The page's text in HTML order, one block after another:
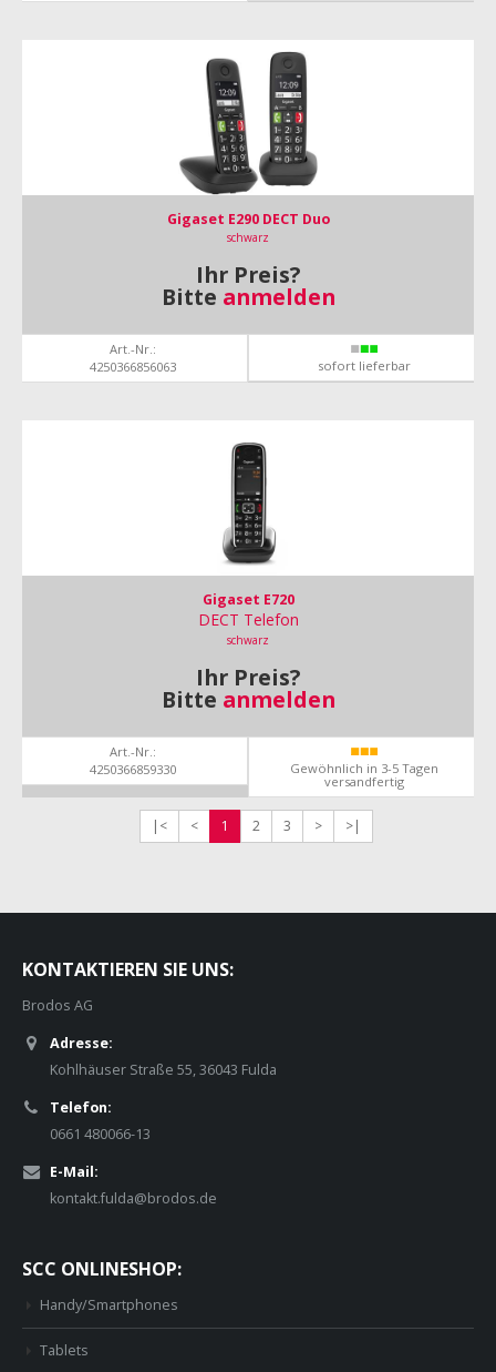
Gigaset E290 DECT Duo
schwarz
Ihr Preis?
Bitte anmelden
Art.-Nr.:
4250366856063
sofort lieferbar
Gigaset E720
DECT Telefon
schwarz
Ihr Preis?
Bitte anmelden
Art.-Nr.:
4250366859330
Gewöhnlich in 3-5 Tagen
versandfertig
|< < 1 2 3 > >|
KONTAKTIEREN SIE UNS:
Brodos AG
Adresse:
Kohlhäuser Straße 55, 36043 Fulda
Telefon:
0661 480066-13
E-Mail:
kontakt.fulda@brodos.de
SCC ONLINESHOP:
Handy/Smartphones
Tablets